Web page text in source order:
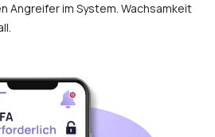
Angreifer im System. Wachsamkeit